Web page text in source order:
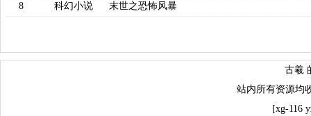
8
科幻小说 末世之恐怖风暴
古羲
站内所有资源均
[xg-116